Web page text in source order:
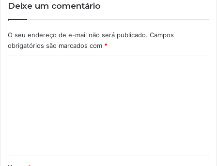
Deixe um comentário
O seu endereço de e-mail não será publicado. Campos
obrigatórios são marcados com *
r